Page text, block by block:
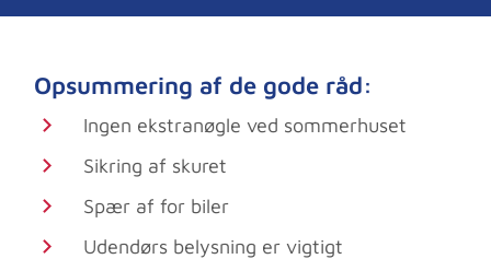
Opsummering af de gode råd:
Ingen ekstranøgle ved sommerhuset
Sikring af skuret
Spær af for biler
Udendørs belysning er vigtigt